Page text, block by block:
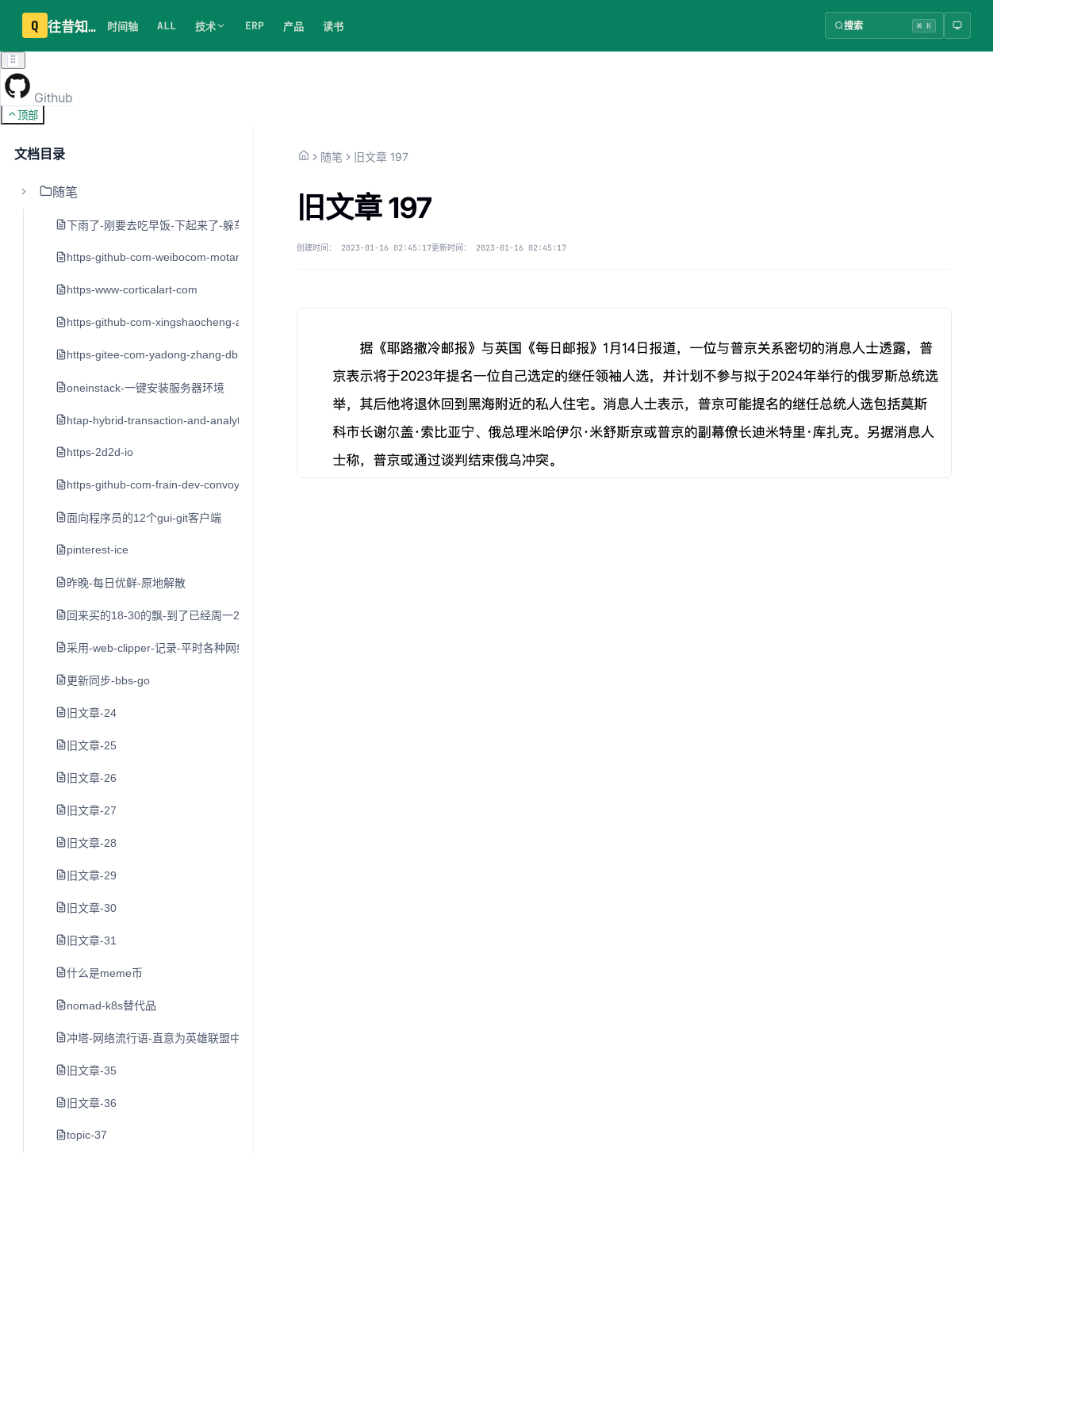
Q 往昔知识库 时间轴 ALL 技术 ERP 产品 读书 搜索 ⌘ K
Github
顶部
文档目录
随笔
下雨了-刚要去吃早饭-下起来了-躲车里20分钟
https-github-com-weibocom-motan
https-www-corticalart-com
https-github-com-xingshaocheng-architect-awesome
https-gitee-com-yadong-zhang-dblog
oneinstack-一键安装服务器环境
htap-hybrid-transaction-and-analytical-processing-混合事务和分析处理
https-2d2d-io
https-github-com-frain-dev-convoy
面向程序员的12个gui-git客户端
pinterest-ice
昨晚-每日优鲜-原地解散
回来买的18-30的飘-到了已经周一2点了-打车到家不到3点
采用-web-clipper-记录-平时各种网络平台的-好文章-值得记录的事件-web网址-图书-电影等
更新同步-bbs-go
旧文章-24
旧文章-25
旧文章-26
旧文章-27
旧文章-28
旧文章-29
旧文章-30
旧文章-31
什么是meme币
nomad-k8s替代品
冲塔-网络流行语-直意为英雄联盟中尚未发育完全就去打防御塔-在网络环境下代指作死
旧文章-35
旧文章-36
topic-37
随笔 旧文章 197
旧文章 197
创建时间： 2023-01-16 02:45:17更新时间： 2023-01-16 02:45:17